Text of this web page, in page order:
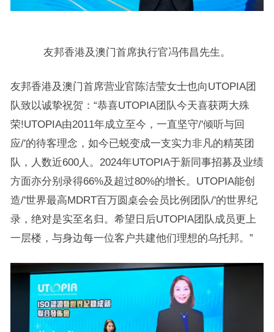
友邦香港及澳门首席执行官冯伟昌先生。
友邦香港及澳门首席营业官陈洁莹女士也向UTOPIA团
队致以诚挚祝贺：“恭喜UTOPIA团队今天喜获两大殊
荣!UTOPIA由2011年成立至今，一直坚守/'倾听与回
应/'的待客理念，如今已蜕变成一支实力非凡的精英团
队，人数近600人。2024年UTOPIA于新同事招募及业绩
方面亦分别录得66%及超过80%的增长。UTOPIA能创
造/'世界最高MDRT百万圆桌会会员比例团队/'的世界纪
录，绝对是实至名归。希望日后UTOPIA团队成员更上
一层楼，与身边每一位客户共建他们理想的乌托邦。”